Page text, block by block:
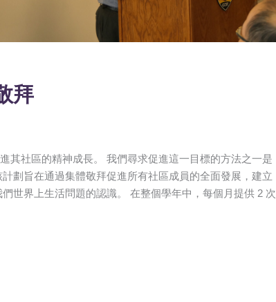
拜
其社區的精神成長。 我們尋求促進這一目標的方法之一是
劃旨在通過集體敬拜促進所有社區成員的全面發展，建立
世界上生活問題的認識。 在整個學年中，每個月提供 2 次